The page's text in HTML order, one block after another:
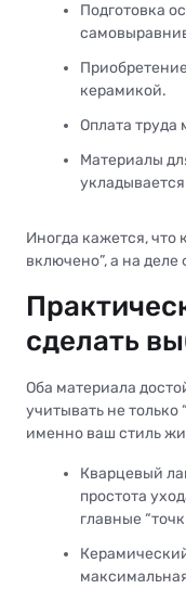
Подготовка
керамикой.
Оплата труда
Материалы
Иногда кажется, что
включено”, а на
сделать
Оба материала
учитывать не только
именно ваш стиль
Кварцевый
простота
главные